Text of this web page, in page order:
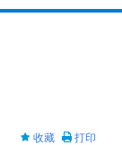
收藏 打印